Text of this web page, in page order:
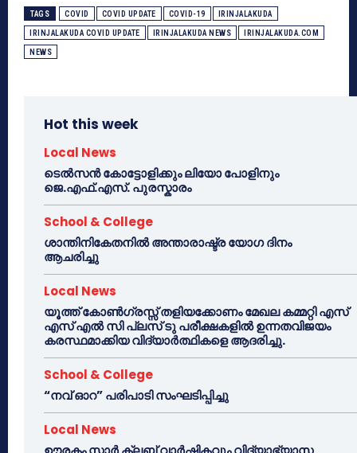
TAGS COVID COVID UPDATE COVID-19 IRINJALAKUDA
IRINJALAKUDA COVID UPDATE IRINJALAKUDA NEWS IRINJALAKUDA.COM
NEWS
Hot this week
Local News
ടെൽസൻ കോട്ടോളിക്കും ലിയോ പോളിനും
ജെ.എഫ്.എസ്. പുരസ്കാരം
School & College
ശാന്തിനികേതനിൽ അന്താരാഷ്ട്ര യോഗ ദിനം
ആചരിച്ചു
Local News
യൂത്ത് കോൺഗ്രസ്സ് തളിയക്കോണം മേഖല കമ്മറ്റി എസ്
എസ് എൽ സി പ്ലസ് ടു പരീക്ഷകളിൽ ഉന്നതവിജയം
കരസ്ഥമാക്കിയ വിദ്യാർത്ഥികളെ ആദരിച്ചു.
School & College
“നവ് ഓറ” പരിപാടി സംഘടിപ്പിച്ചു
Local News